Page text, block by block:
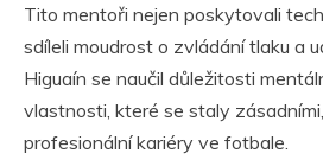
Tito mentoři nejen poskytovali
sdíleli moudrost o zvládání tlaku a
Higuaín se naučil důležitosti
vlastnosti, které se staly
profesionální kariéry ve fotbale.